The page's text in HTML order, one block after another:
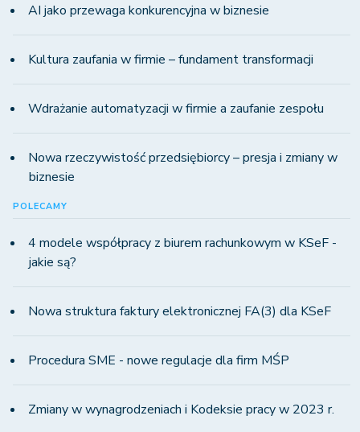
AI jako przewaga konkurencyjna w biznesie
Kultura zaufania w firmie – fundament transformacji
Wdrażanie automatyzacji w firmie a zaufanie zespołu
Nowa rzeczywistość przedsiębiorcy – presja i zmiany w
biznesie
POLECAMY
4 modele współpracy z biurem rachunkowym w KSeF -
jakie są?
Nowa struktura faktury elektronicznej FA(3) dla KSeF
Procedura SME - nowe regulacje dla firm MŚP
Zmiany w wynagrodzeniach i Kodeksie pracy w 2023 r.